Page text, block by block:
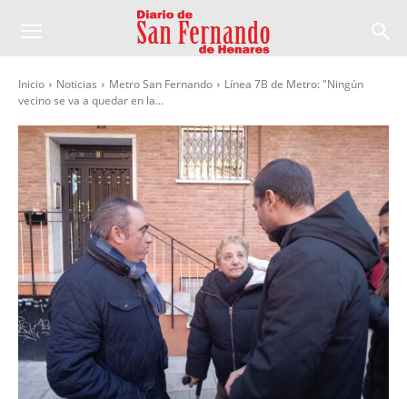
Inicio Noticias Metro San Fernando
Línea 7B de Metro: "Ningún
vecino se va a quedar en la...